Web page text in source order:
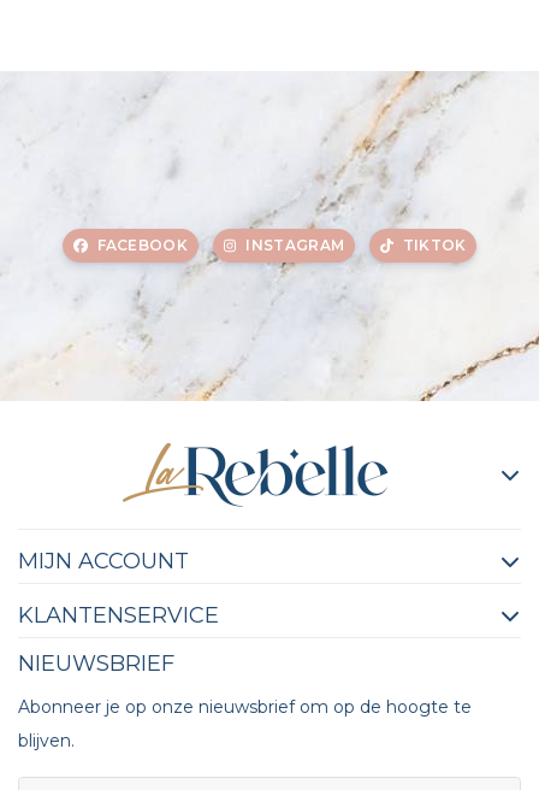
FACEBOOK INSTAGRAM TIKTOK
MIJN ACCOUNT
KLANTENSERVICE
NIEUWSBRIEF
Abonneer je op onze nieuwsbrief om op de hoogte te
blijven.